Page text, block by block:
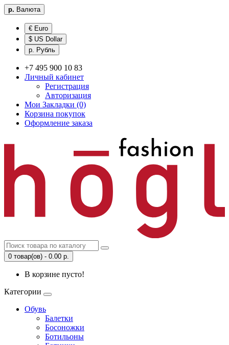
р. Валюта
€ Euro
$ US Dollar
р. Рубль
+7 495 900 10 83
Личный кабинет
Регистрация
Авторизация
Мои Закладки (0)
Корзина покупок
Оформление заказа
0 товар(ов) - 0.00 р.
В корзине пусто!
Категории
Обувь
Балетки
Босоножки
Ботильоны